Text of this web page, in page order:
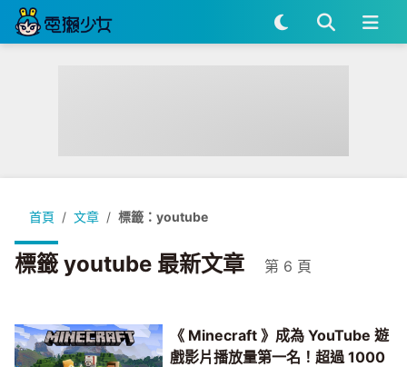
首頁 文章 標籤：youtube
標籤 youtube 最新文章 第 6 頁
《 Minecraft 》成為 YouTube 遊
戲影片播放量第一名！超過 1000